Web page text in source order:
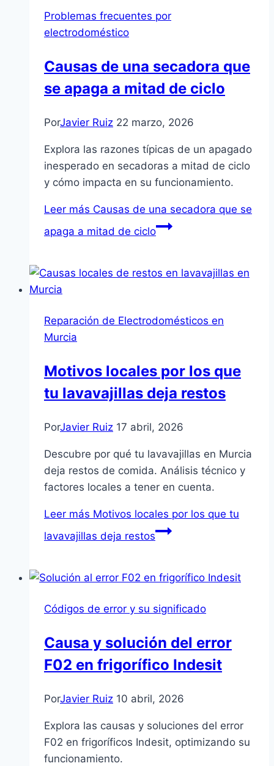
Problemas frecuentes por
electrodoméstico
Causas de una secadora que
se apaga a mitad de ciclo
PorJavier Ruiz 22 marzo, 2026
Explora las razones típicas de un apagado
inesperado en secadoras a mitad de ciclo
y cómo impacta en su funcionamiento.
Leer más Causas de una secadora que se
apaga a mitad de ciclo
Reparación de Electrodomésticos en
Murcia
Motivos locales por los que
tu lavavajillas deja restos
PorJavier Ruiz 17 abril, 2026
Descubre por qué tu lavavajillas en Murcia
deja restos de comida. Análisis técnico y
factores locales a tener en cuenta.
Leer más Motivos locales por los que tu
lavavajillas deja restos
Códigos de error y su significado
Causa y solución del error
F02 en frigorífico Indesit
PorJavier Ruiz 10 abril, 2026
Explora las causas y soluciones del error
F02 en frigoríficos Indesit, optimizando su
funcionamiento.